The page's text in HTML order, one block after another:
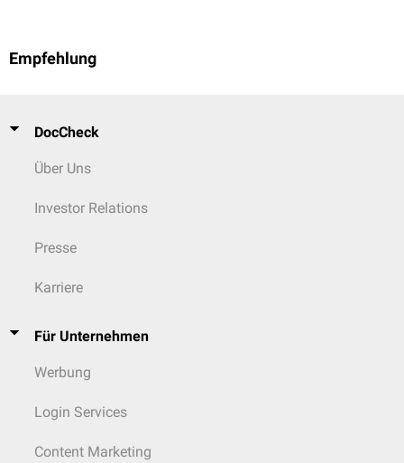
Empfehlung
DocCheck
Über Uns
Investor Relations
Presse
Karriere
Für Unternehmen
Werbung
Login Services
Content Marketing